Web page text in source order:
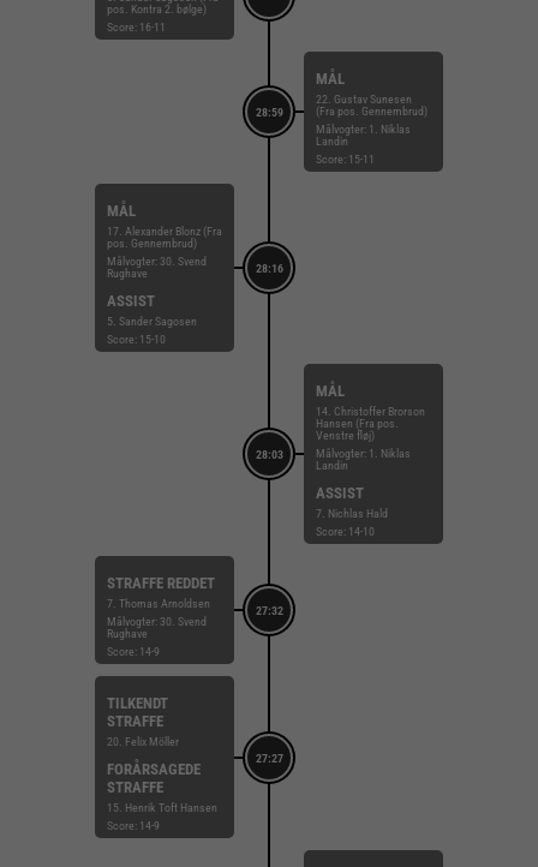
pos. Kontra 2. bølge)
Score: 16-11
28:59
MÅL
22. Gustav Sunesen
(Fra pos. Gennembrud)
Målvogter: 1. Niklas
Landin
Score: 15-11
28:16
MÅL
17. Alexander Blonz (Fra
pos. Gennembrud)
Målvogter: 30. Svend
Rughave
ASSIST
5. Sander Sagosen
Score: 15-10
28:03
MÅL
14. Christoffer Brorson
Hansen (Fra pos.
Venstre fløj)
Målvogter: 1. Niklas
Landin
ASSIST
7. Nichlas Hald
Score: 14-10
27:32
STRAFFE REDDET
7. Thomas Arnoldsen
Målvogter: 30. Svend
Rughave
Score: 14-9
27:27
TILKENDT
STRAFFE
20. Felix Möller
FORÅRSAGEDE
STRAFFE
15. Henrik Toft Hansen
Score: 14-9